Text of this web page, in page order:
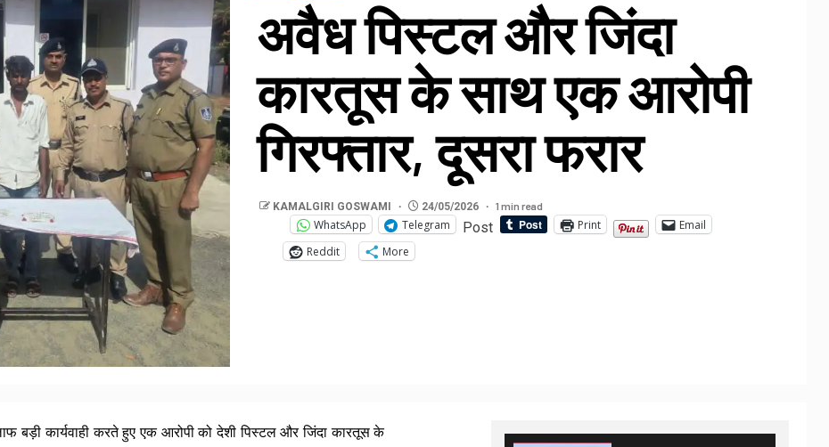
अवैध पिस्टल और जिंदा
कारतूस के साथ एक आरोपी
गिरफ्तार, दूसरा फरार
KAMALGIRI GOSWAMI 24/05/2026 1 min read
WhatsApp Telegram Post Print
Email
Reddit
More
बड़ी कार्यवाही करते हुए एक आरोपी को देशी पिस्टल और जिंदा कारतूस के